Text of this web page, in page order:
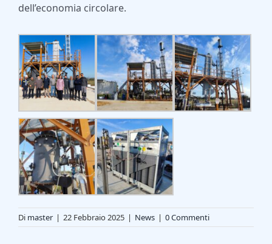
dell’economia circolare.
Di master | 22 Febbraio 2025 | News | 0 Commenti